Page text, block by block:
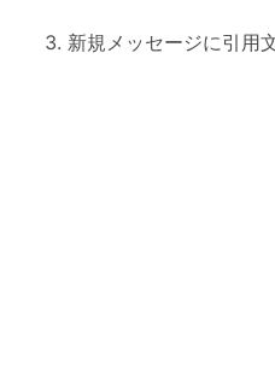
新規メッセージに引用